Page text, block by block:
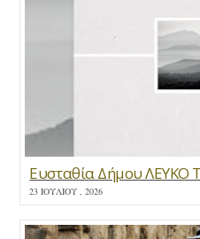
Ευσταθία Δήμου ΛΕΥΚΟ
23 ΙΟΥΛΊΟΥ , 2026